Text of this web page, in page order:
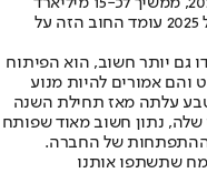
דולר נטו בסוף 2024 ונכון לרבעון השלישי של 2025 עומד החוב הזה על
גם יותר חשוב, הוא הפיתוח
והם אמורים להיות מנוע
עלתה מאז תחילת השנה
השווי שלה, נתון חשוב מאוד שפותח
ההתפתחות של החברה.
שתשתפו אותנו